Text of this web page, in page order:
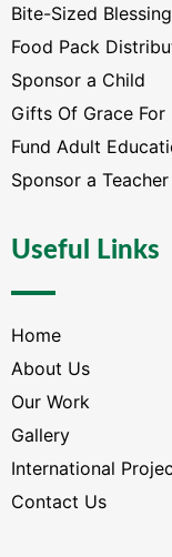
Bite-Sized
Food Pack
Sponsor a Child
Gifts Of Grace For
Fund Adult
Sponsor a Teacher
Useful Links
Home
About Us
Our Work
Gallery
International
Contact Us